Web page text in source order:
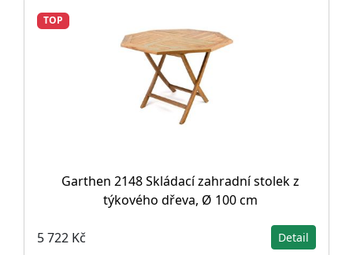
TOP
Garthen 2148 Skládací zahradní stolek z
týkového dřeva, Ø 100 cm
5 722 Kč Detail